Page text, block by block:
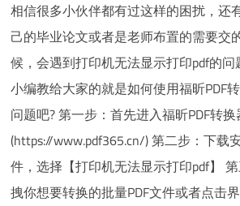
相信很多小伙伴都有过这样的困扰，还
己的毕业论文或者是老师布置的需要交
候，会遇到打印机无法显示打印pdf的
小编教给大家的就是如何使用福昕PDF
问题吧? 第一步：首先进入福昕PDF转
(https://www.pdf365.cn/) 第二步：下载
件，选择【打印机无法显示打印pdf】
拽你想要转换的批量PDF文件或者点击